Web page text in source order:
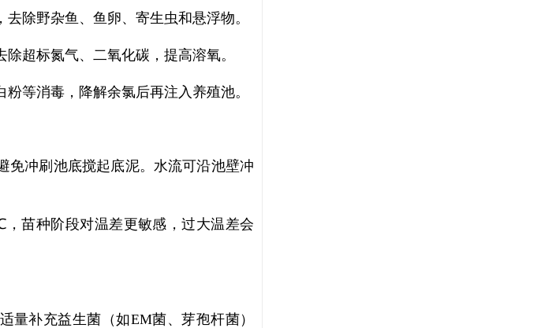
除野杂鱼、鱼卵、寄生虫和悬浮物。
超标氮气、二氧化碳，提高溶氧。
等消毒，降解余氯后再注入养殖池。
免冲刷池底搅起底泥。水流可沿池壁冲
苗种阶段对温差更敏感，过大温差会
量补充益生菌（如EM菌、芽孢杆菌）